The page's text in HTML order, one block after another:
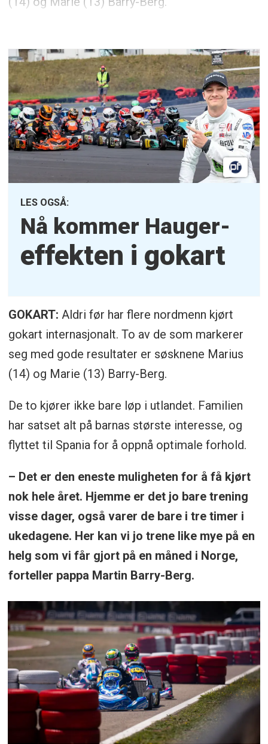
LES OGSÅ:
Nå kommer Hauger-
effekten i gokart
GOKART: Aldri før har flere nordmenn kjørt
gokart internasjonalt. To av de som markerer
seg med gode resultater er søsknene Marius
(14) og Marie (13) Barry-Berg.
De to kjører ikke bare løp i utlandet. Familien
har satset alt på barnas største interesse, og
flyttet til Spania for å oppnå optimale forhold.
– Det er den eneste muligheten for å få kjørt
nok hele året. Hjemme er det jo bare trening
visse dager, også varer de bare i tre timer i
ukedagene. Her kan vi jo trene like mye på en
helg som vi får gjort på en måned i Norge,
forteller pappa Martin Barry-Berg.